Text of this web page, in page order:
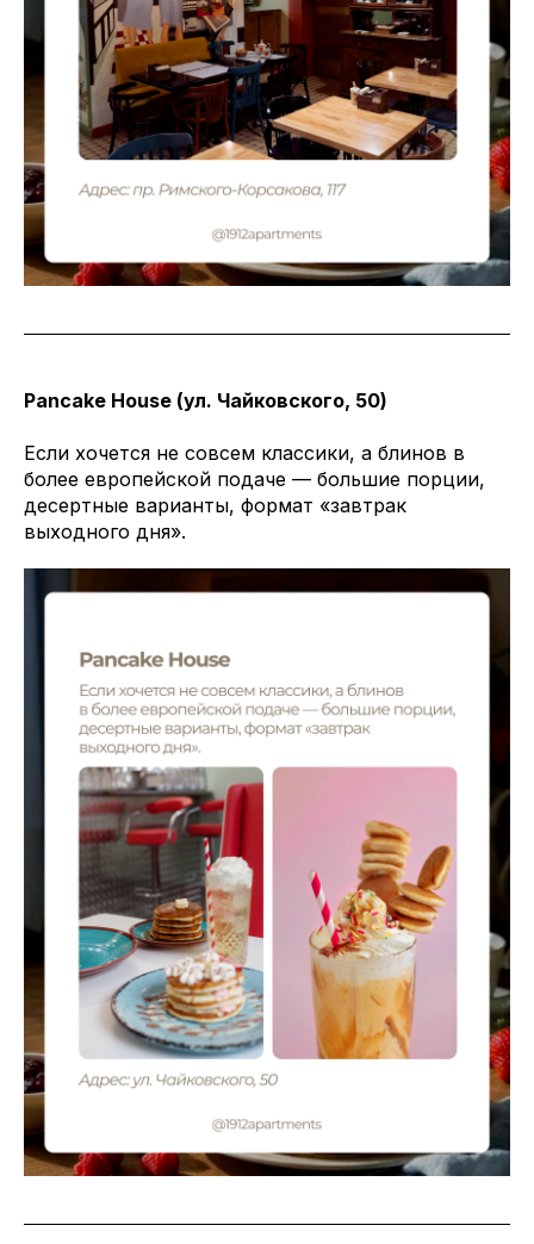
Pancake House (ул. Чайковского, 50)
Если хочется не совсем классики, а блинов в
более европейской подаче — большие порции,
десертные варианты, формат «завтрак
выходного дня».